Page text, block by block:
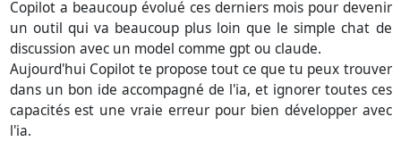
Copilot a beaucoup évolué ces derniers mois pour devenir
un outil qui va beaucoup plus loin que le simple chat de
discussion avec un model comme gpt ou claude.
Aujourd'hui Copilot te propose tout ce que tu peux trouver
dans un bon ide accompagné de l'ia, et ignorer toutes ces
capacités est une vraie erreur pour bien développer avec
l'ia.